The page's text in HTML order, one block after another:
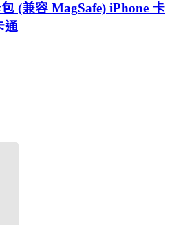
(兼容 MagSafe) iPhone 卡
通